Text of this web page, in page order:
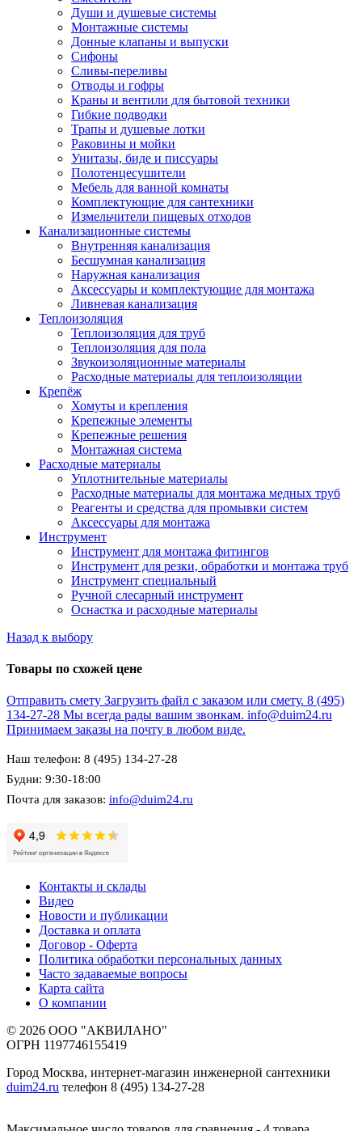
Души и душевые системы
Монтажные системы
Донные клапаны и выпуски
Сифоны
Сливы-переливы
Отводы и гофры
Краны и вентили для бытовой техники
Гибкие подводки
Трапы и душевые лотки
Раковины и мойки
Унитазы, биде и писсуары
Полотенцесушители
Мебель для ванной комнаты
Комплектующие для сантехники
Измельчители пищевых отходов
Канализационные системы
Внутренняя канализация
Бесшумная канализация
Наружная канализация
Аксессуары и комплектующие для монтажа
Ливневая канализация
Теплоизоляция
Теплоизоляция для труб
Теплоизоляция для пола
Звукоизоляционные материалы
Расходные материалы для теплоизоляции
Крепёж
Хомуты и крепления
Крепежные элементы
Крепежные решения
Монтажная система
Расходные материалы
Уплотнительные материалы
Расходные материалы для монтажа медных труб
Реагенты и средства для промывки систем
Аксессуары для монтажа
Инструмент
Инструмент для монтажа фитингов
Инструмент для резки, обработки и монтажа труб
Инструмент специальный
Ручной слесарный инструмент
Оснастка и расходные материалы
Назад к выбору
Товары по схожей цене
Отправить смету Загрузить файл с заказом или смету. 8 (495)
134-27-28 Мы всегда рады вашим звонкам. info@duim24.ru
Принимаем заказы на почту в любом виде.
Наш телефон: 8 (495) 134-27-28
Будни: 9:30-18:00
Почта для заказов: info@duim24.ru
Контакты и склады
Видео
Новости и публикации
Доставка и оплата
Договор - Оферта
Политика обработки персональных данных
Часто задаваемые вопросы
Карта сайта
О компании
© 2026 ООО "АКВИЛАНО"
ОГРН 1197746155419
Город Москва, интернет-магазин инженерной сантехники
duim24.ru телефон 8 (495) 134-27-28